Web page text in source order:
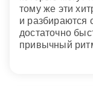
тому же эти
и разбираются
достаточно
привычный